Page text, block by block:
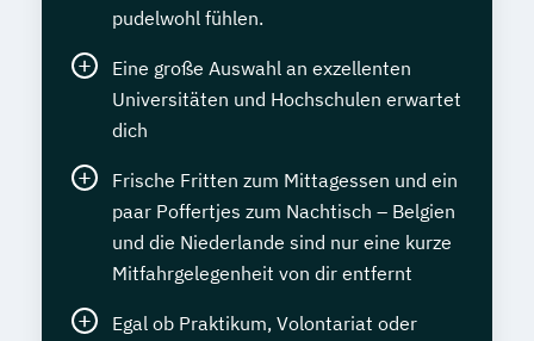
pudelwohl fühlen.
Eine große Auswahl an exzellenten
Universitäten und Hochschulen erwartet
dich
Frische Fritten zum Mittagessen und ein
paar Poffertjes zum Nachtisch – Belgien
und die Niederlande sind nur eine kurze
Mitfahrgelegenheit von dir entfernt
Egal ob Praktikum, Volontariat oder